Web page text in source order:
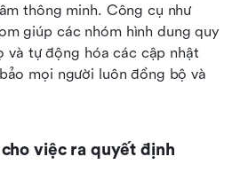
thông minh. Công cụ như
giúp các nhóm hình dung quy
và tự động hóa các cập nhật
mọi người luôn đồng bộ và
việc ra quyết định